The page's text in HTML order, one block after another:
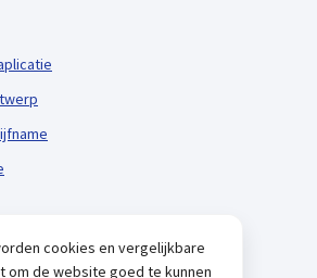
cookies en vergelijkbare
om de website goed te kunnen